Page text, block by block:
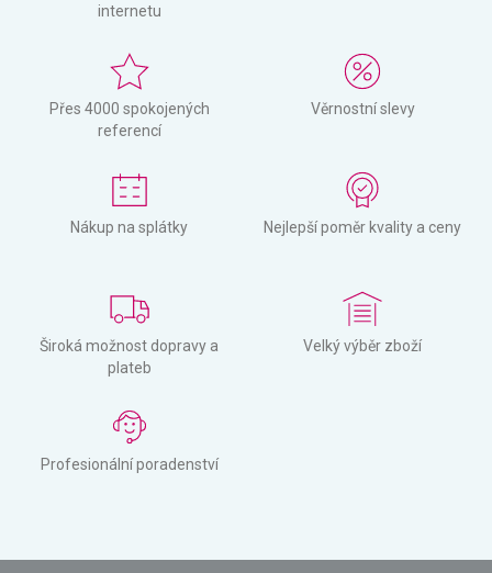
internetu
Přes 4000 spokojených
referencí
Věrnostní slevy
Nákup na splátky Nejlepší poměr kvality a ceny
Široká možnost dopravy a
plateb
Velký výběr zboží
Profesionální poradenství